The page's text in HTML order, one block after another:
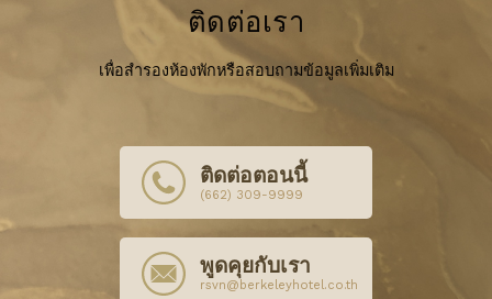
ติดต่อเรา
เพื่อสำรองห้องพักหรือสอบถามข้อมูลเพิ่มเติม
ติดต่อตอนนี้
(662) 309-9999
พูดคุยกับเรา
rsvn@berkeleyhotel.co.th